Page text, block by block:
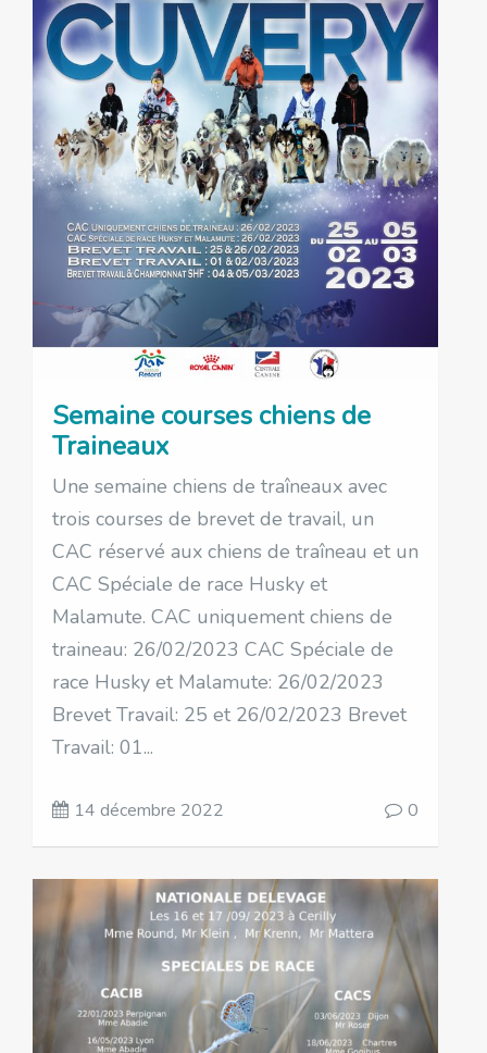
Semaine courses chiens de
Traineaux
Une semaine chiens de traîneaux avec
trois courses de brevet de travail, un
CAC réservé aux chiens de traîneau et un
CAC Spéciale de race Husky et
Malamute. CAC uniquement chiens de
traineau: 26/02/2023 CAC Spéciale de
race Husky et Malamute: 26/02/2023
Brevet Travail: 25 et 26/02/2023 Brevet
Travail: 01...
14 décembre 2022 0